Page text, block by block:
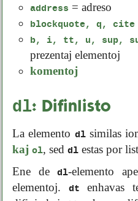
address = adreso
blockquote, q, cite
b, i, tt, u, sup,
prezentaj elementoj
komentoj
dl: Difinlisto
La elemento dlsimilas
kajol, seddl estas por
Ene dedl-elemento
elementoj. dt enhavas